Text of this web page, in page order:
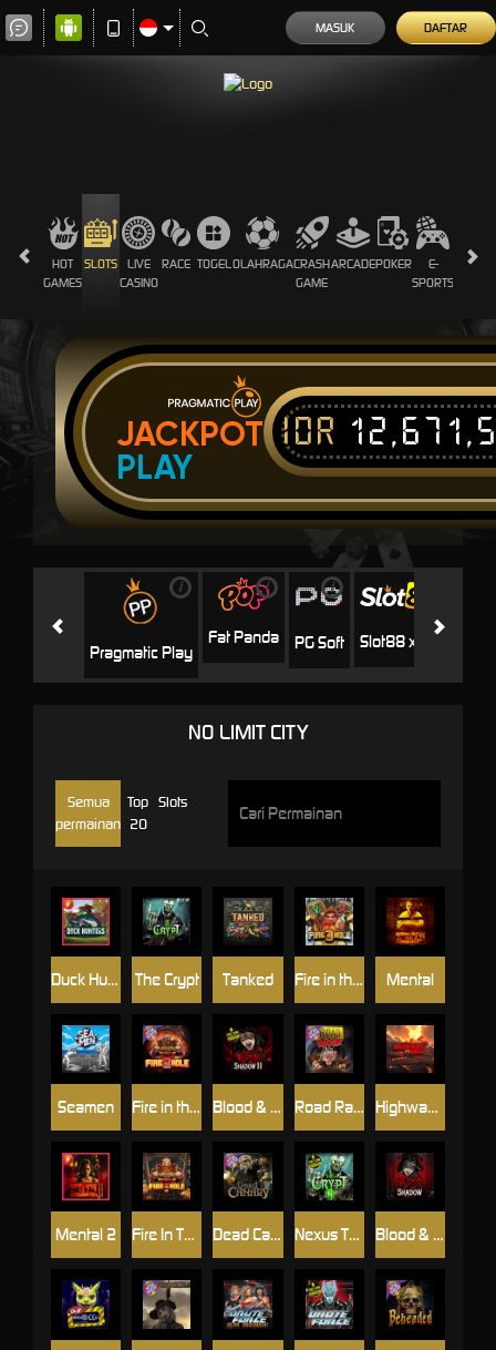
MASUK DAFTAR
HOT
GAMES
SLOTS
LIVE
CASINO
RACE TOGEL OLAHRAGACRASH
GAME
ARCADEPOKER
E-
SPORTS
JACKPOT
PLAY
IDR
i
Pragmatic Play
i
Fat Panda
i
PG Soft Slot88 x PP
NO LIMIT CITY
Semua
permainan
Top
20
Slots
Seamen
Duck Hunters Fire in the Hole 3
Highway to Hell
Mental 2 Blood & Shadow
Blood & Shadow 2
Mental
The Crypt
Nexus The Crypt
Fire in the Hole 2
Tanked
Fire In The Hole xBomb
Road Rage
Dead Canary